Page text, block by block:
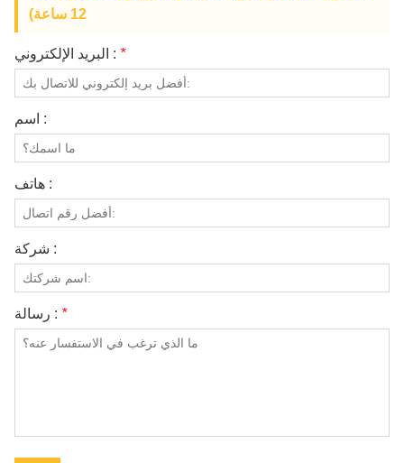
12 ساعة)
البريد الإلكتروني : *
اسم :
هاتف :
شركة :
رسالة : *